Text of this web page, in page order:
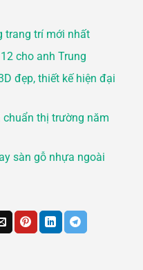
trang trí mới nhất
cho anh Trung
đẹp, thiết kế hiện đại
thị trường năm
sàn gỗ nhựa ngoài